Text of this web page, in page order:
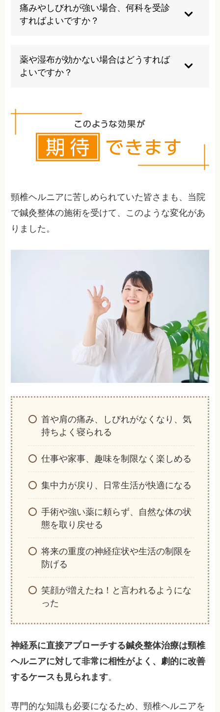
マホ操作など、首に負担をかける姿勢は避けてく
ださい。重いものを持つ際も首に負担がかからな
いよう注意が必要です。
痛みやしびれが強い場合、何科を受診
すればよいですか？
査などで詳しい状態を確認し、適切な治療方針を
決定することが重要です。
薬や湿布が効かない場合はどうすれば
よいですか？
法、鍼灸治療などの代替療法を検討してくださ
い。必要に応じて手術も選択肢となります。
頸椎ヘルニアに苦しめられていた皆さまも、当院
で鍼灸整体の施術を受けて、このような変化があ
りました。
首や肩の痛み、しびれがなくなり、気
持ちよく寝られる
仕事や家事、趣味を制限なく楽しめる
集中力が戻り、日常生活が快適になる
手術や強い薬に頼らず、自然な体の状
態を取り戻せる
将来の重度の神経症状や生活の制限を
防げる
笑顔が増えたね！と言われるようにな
った
神経系に直接アプローチする鍼灸整体治療は頸椎
ヘルニアに対して非常に相性がよく、劇的に改善
するケースも見られます。
専門的な知識も必要になるため、頸椎ヘルニアを